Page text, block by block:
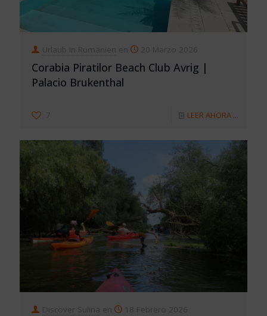
Urlaub in Rumänien en 20 Marzo 2026
Corabia Piratilor Beach Club Avrig |
Palacio Brukenthal
7 LEER AHORA ...
Discover Sulina en 18 Febrero 2026